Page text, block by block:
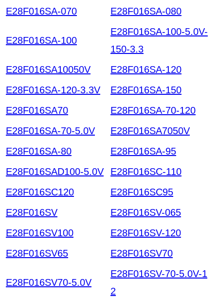
E28F016SA-070 E28F016SA-080
E28F016SA-100
E28F016SA-100-5.0V-
150-3.3
E28F016SA10050V
E28F016SA-120
E28F016SA-120-3.3V
E28F016SA-150
E28F016SA70
E28F016SA-70-120
E28F016SA-70-5.0V
E28F016SA7050V
E28F016SA-80
E28F016SA-95
E28F016SAD100-5.0V
E28F016SC-110
E28F016SC120
E28F016SC95
E28F016SV
E28F016SV-065
E28F016SV100
E28F016SV-120
E28F016SV65
E28F016SV70
E28F016SV70-5.0V
E28F016SV-70-5.0V-1
2